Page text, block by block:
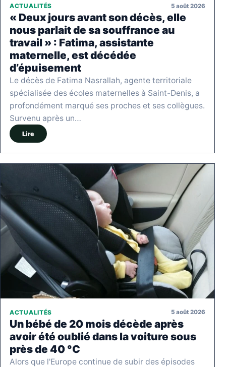
ACTUALITÉS 5 août 2026
« Deux jours avant son décès, elle
nous parlait de sa souffrance au
travail » : Fatima, assistante
maternelle, est décédée
d’épuisement
Le décès de Fatima Nasrallah, agente territoriale
spécialisée des écoles maternelles à Saint-Denis, a
profondément marqué ses proches et ses collègues.
Survenu après un…
Lire
ACTUALITÉS 5 août 2026
Un bébé de 20 mois décède après
avoir été oublié dans la voiture sous
près de 40 °C
Alors que l'Europe continue de subir des épisodes